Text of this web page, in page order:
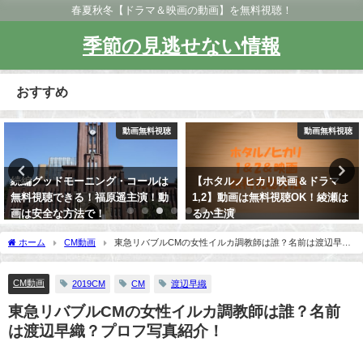
春夏秋冬【ドラマ＆映画の動画】を無料視聴！
季節の見逃せない情報
おすすめ
動画無料視聴
続編グッドモーニング・コールは
無料視聴できる！福原遥主演！動
画は安全な方法で！
動画無料視聴
【ホタルノヒカリ映画＆ドラマ
1,2】動画は無料視聴OK！綾瀬は
るか主演
ホーム CM動画
東急リバブルCMの女性イルカ調教師は誰？名前は渡辺早
織？プロフ写真紹介！
CM動画 2019CM CM 渡辺早織
東急リバブルCMの女性イルカ調教師は誰？名前
は渡辺早織？プロフ写真紹介！